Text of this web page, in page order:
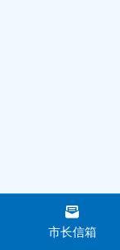
市长信箱